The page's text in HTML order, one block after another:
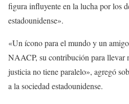
figura influyente en la lucha por los
estadounidense».
«Un ícono para el mundo y un
NAACP, su contribución para llevar
justicia no tiene paralelo», agregó
a la sociedad estadounidense.